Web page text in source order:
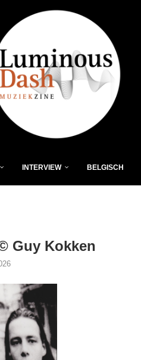
INTERVIEW BELGISCH
Guy Kokken